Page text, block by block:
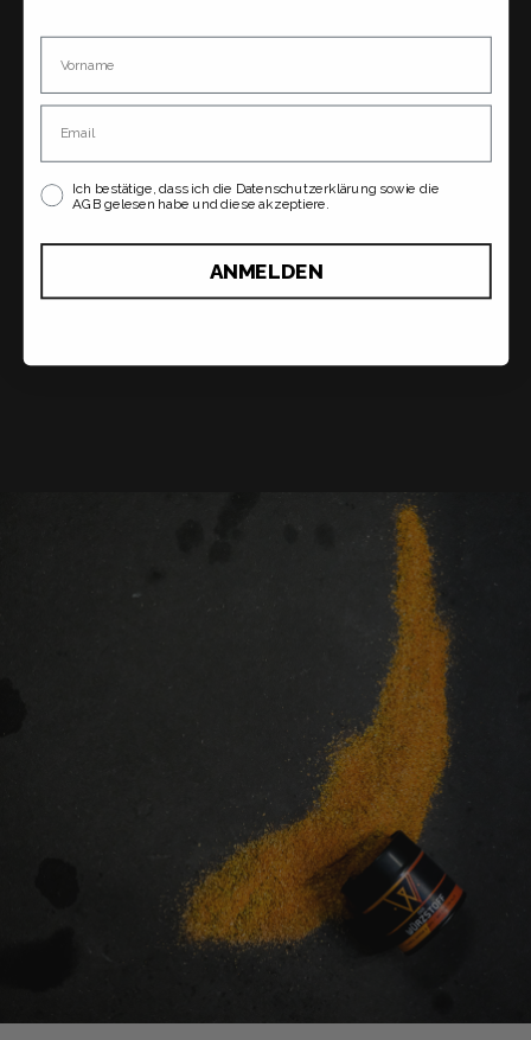
Name
Email
Ich bestätige, dass ich die Datenschutzerklärung sowie die
AGB gelesen habe und diese akzeptiere.
ANMELDEN